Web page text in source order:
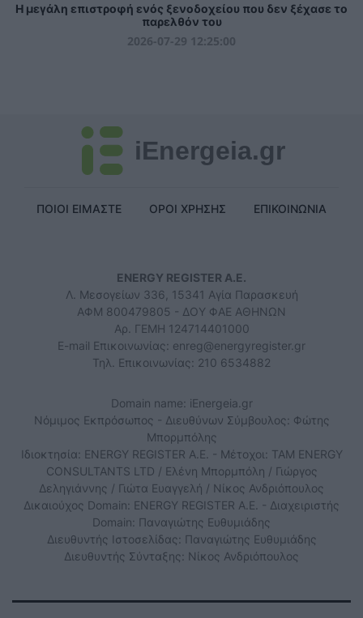
Η μεγάλη επιστροφή ενός ξενοδοχείου που δεν ξέχασε το
παρελθόν του
2026-07-29 12:25:00
iEnergeia.gr
ΠΟΙΟΙ ΕΙΜΑΣΤΕ ΟΡΟΙ ΧΡΗΣΗΣ ΕΠΙΚΟΙΝΩΝΙΑ
ENERGY REGISTER Α.Ε.
Λ. Μεσογείων 336, 15341 Αγία Παρασκευή
ΑΦΜ 800479805 - ΔΟΥ ΦΑΕ ΑΘΗΝΩΝ
Αρ. ΓΕΜΗ 124714401000
E-mail Επικοινωνίας: enreg@energyregister.gr
Τηλ. Επικοινωνίας: 210 6534882
Domain name: iEnergeia.gr
Νόμιμος Εκπρόσωπος - Διευθύνων Σύμβουλος: Φώτης
Μπορμπόλης
Ιδιοκτησία: ENERGY REGISTER Α.Ε. - Μέτοχοι: TAM ENERGY
CONSULTANTS LTD / Ελένη Μπορμπόλη / Γιώργος
Δεληγιάννης / Γιώτα Ευαγγελή / Νίκος Ανδριόπουλος
Δικαιούχος Domain: ENERGY REGISTER Α.Ε. - Διαχειριστής
Domain: Παναγιώτης Ευθυμιάδης
Διευθυντής Ιστοσελίδας: Παναγιώτης Ευθυμιάδης
Διευθυντής Σύνταξης: Νίκος Ανδριόπουλος